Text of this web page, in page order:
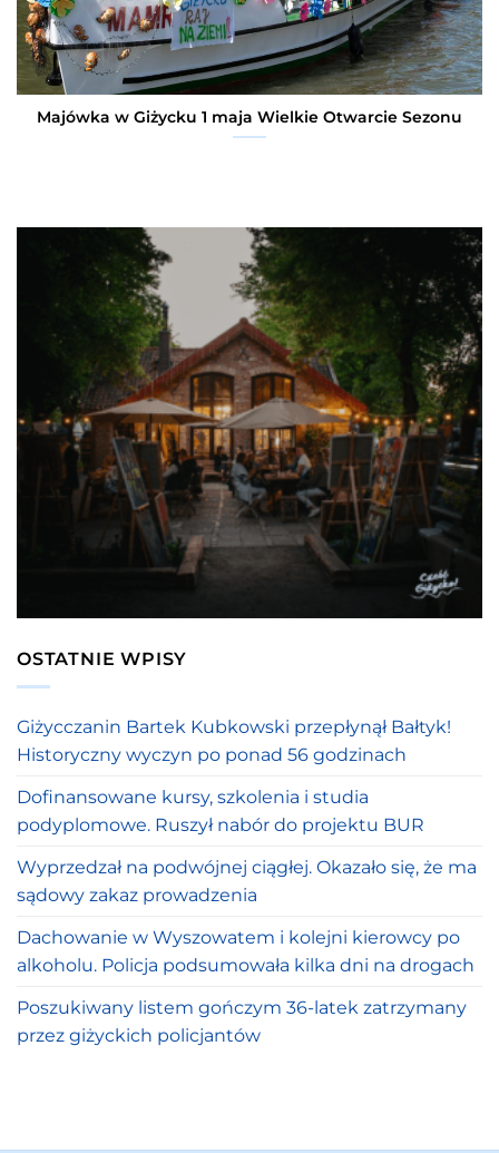
Majówka w Giżycku 1 maja Wielkie Otwarcie Sezonu
OSTATNIE WPISY
Giżycczanin Bartek Kubkowski przepłynął Bałtyk!
Historyczny wyczyn po ponad 56 godzinach
Dofinansowane kursy, szkolenia i studia
podyplomowe. Ruszył nabór do projektu BUR
Wyprzedzał na podwójnej ciągłej. Okazało się, że ma
sądowy zakaz prowadzenia
Dachowanie w Wyszowatem i kolejni kierowcy po
alkoholu. Policja podsumowała kilka dni na drogach
Poszukiwany listem gończym 36-latek zatrzymany
przez giżyckich policjantów